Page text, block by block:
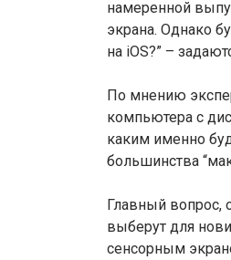
намеренной
экрана. Однако
на iOS?” –
По мнению
компьютера с
каким именно
большинства
Главный вопрос,
выберут для
сенсорным